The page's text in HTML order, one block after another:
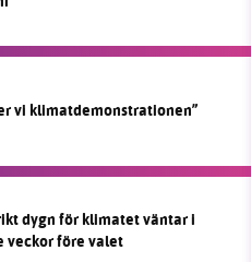
vi klimatdemonstrationen”
dygn för klimatet väntar i
veckor före valet